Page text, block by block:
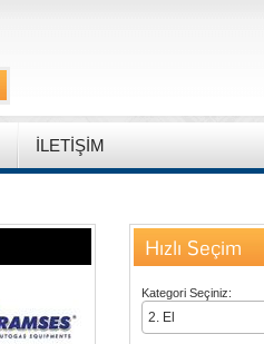
İLETİŞİM
Hızlı Seçim
Kategori Seçiniz: